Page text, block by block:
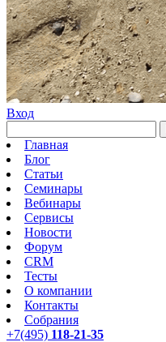
Вход
Главная
Блог
Статьи
Семинары
Вебинары
Сервисы
Новости
Форум
CRM
Тесты
О компании
Контакты
Собрания
+7(495) 118-21-35